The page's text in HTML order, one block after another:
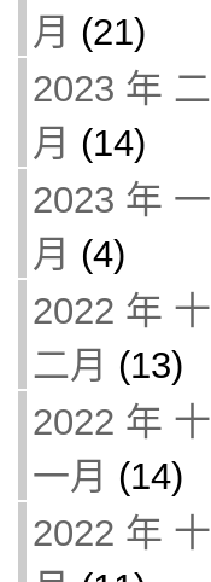
月 (21)
2023 年 二
月 (14)
2023 年 一
月 (4)
2022 年 十
二月 (13)
2022 年 十
一月 (14)
2022 年 十